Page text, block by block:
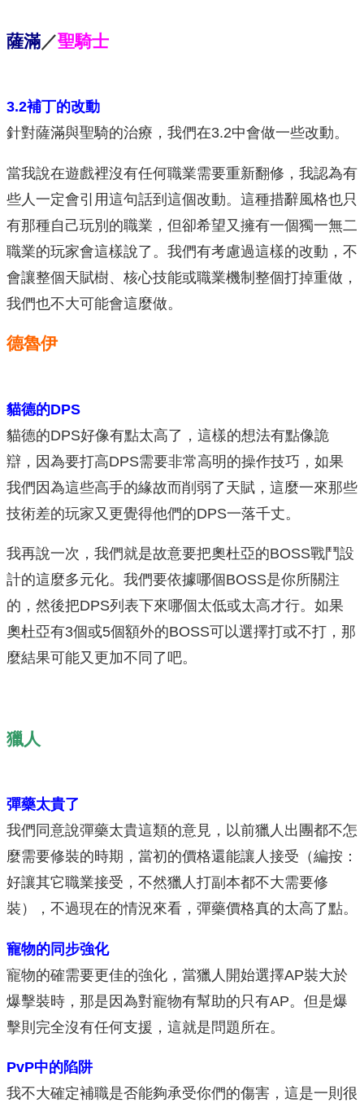
薩滿／聖騎士
3.2補丁的改動
針對薩滿與聖騎的治療，我們在3.2中會做一些改動。
當我說在遊戲裡沒有任何職業需要重新翻修，我認為有
些人一定會引用這句話到這個改動。這種措辭風格也只
有那種自己玩別的職業，但卻希望又擁有一個獨一無二
職業的玩家會這樣說了。我們有考慮過這樣的改動，不
會讓整個天賦樹、核心技能或職業機制整個打掉重做，
我們也不大可能會這麼做。
德魯伊
貓德的DPS
貓德的DPS好像有點太高了，這樣的想法有點像詭
辯，因為要打高DPS需要非常高明的操作技巧，如果
我們因為這些高手的緣故而削弱了天賦，這麼一來那些
技術差的玩家又更覺得他們的DPS一落千丈。
我再說一次，我們就是故意要把奧杜亞的BOSS戰鬥設
計的這麼多元化。我們要依據哪個BOSS是你所關注
的，然後把DPS列表下來哪個太低或太高才行。如果
奧杜亞有3個或5個額外的BOSS可以選擇打或不打，那
麼結果可能又更加不同了吧。
獵人
彈藥太貴了
我們同意說彈藥太貴這類的意見，以前獵人出團都不怎
麼需要修裝的時期，當初的價格還能讓人接受（編按：
好讓其它職業接受，不然獵人打副本都不大需要修
裝），不過現在的情況來看，彈藥價格真的太高了點。
寵物的同步強化
寵物的確需要更佳的強化，當獵人開始選擇AP裝大於
爆擊裝時，那是因為對寵物有幫助的只有AP。但是爆
擊則完全沒有任何支援，這就是問題所在。
PvP中的陷阱
我不大確定補職是否能夠承受你們的傷害，這是一則很